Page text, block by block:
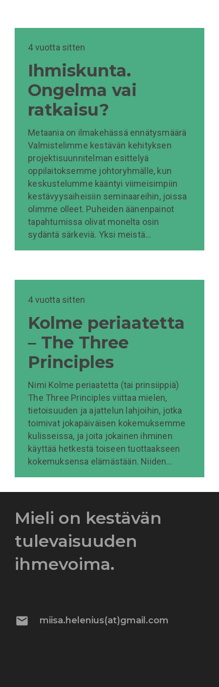
4 vuotta sitten
Ihmiskunta.
Ongelma vai
ratkaisu?
Metaania on ilmakehässä ennätysmäärä
Valmistelimme kestävän kehityksen
projektisuunnitelman esittelyä
oppilaitoksemme johtoryhmälle, kun
keskustelumme kääntyi viimeisimpiin
kestävyysaiheisiin seminaareihin, joissa
olimme olleet. Puheiden äänenpainot
tapahtumissa olivat monelta osin
sydäntä särkeviä. Yksi meistä…
4 vuotta sitten
Kolme periaatetta
– The Three
Principles
Nimi Kolme periaatetta (tai prinsiippiä)
The Three Principles viittaa mielen,
tietoisuuden ja ajattelun lahjoihin, jotka
toimivat jokapäiväisen kokemuksemme
kulisseissa, ja joita jokainen ihminen
käyttää hetkestä toiseen tuottaakseen
kokemuksensa elämästään. Niiden…
Mieli on kestävän
tulevaisuuden
ihmevoima.
mail miisa.helenius(at)gmail.com